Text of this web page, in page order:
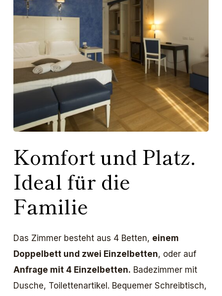
Komfort und Platz.
Ideal für die
Familie
Das Zimmer besteht aus 4 Betten, einem
Doppelbett und zwei Einzelbetten, oder auf
Anfrage mit 4 Einzelbetten. Badezimmer mit
Dusche, Toilettenartikel. Bequemer Schreibtisch,